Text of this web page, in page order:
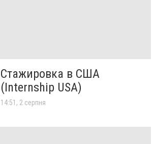
Стажировка в США
(Internship USA)
14:51, 2 серпня